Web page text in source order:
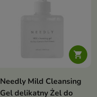

Needly Mild Cleansing
Gel delikatny Żel do